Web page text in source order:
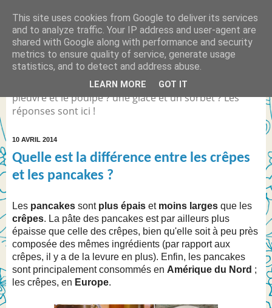
Quelle est la différence
entre... ?
Différence entre Coca Light et le Coca Zéro ? la
pieuvre et le poulpe ? une glace et un sorbet ? Les
réponses sont ici !
10 AVRIL 2014
Quelle est la différence entre les crêpes
et les pancakes ?
Les pancakes sont plus épais et moins larges que les
crêpes. La pâte des pancakes est par ailleurs plus
épaisse que celle des crêpes, bien qu'elle soit à peu près
composée des mêmes ingrédients (par rapport aux
crêpes, il y a de la levure en plus). Enfin, les pancakes
sont principalement consommés en Amérique du Nord ;
les crêpes, en Europe.
This site uses cookies from Google to deliver its services
and to analyze traffic. Your IP address and user-agent are
shared with Google along with performance and security
metrics to ensure quality of service, generate usage
statistics, and to detect and address abuse.
LEARN MORE GOT IT